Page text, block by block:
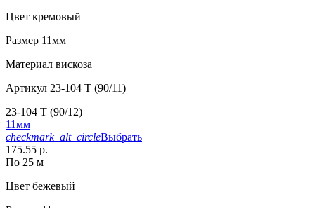
Цвет кремовый
Размер 11мм
Материал вискоза
Артикул 23-104 T (90/11)
23-104 T (90/12)
11мм
checkmark_alt_circleВыбрать
175.55 р.
По 25 м
Цвет бежевый